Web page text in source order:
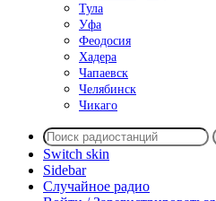
Тула
Уфа
Феодосия
Хадера
Чапаевск
Челябинск
Чикаго
Switch skin
Sidebar
Случайное радио